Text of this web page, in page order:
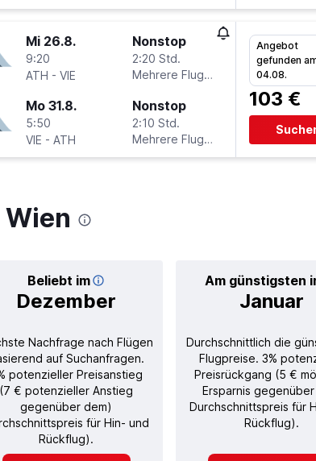
Mi 26.8.
9:20
ATH - VIE
Nonstop
2:20 Std.
Mehrere Fluglinien
Mo 31.8.
5:50
VIE - ATH
Nonstop
2:10 Std.
Mehrere Fluglinien
Angebot
gefunden
04.08.
103 €
Beliebt im
Dezember
Am günstigsten
Januar
Nachfrage nach Flügen
auf Suchanfragen.
potenzieller Preisanstieg
(7 € potenzieller Anstieg
gegenüber dem)
für Hin- und
Rückflug).
Durchschnittlich die
Flugpreise. 3%
Preisrückgang (5 €
Ersparnis
Durchschnittspreis für
Rückflug).